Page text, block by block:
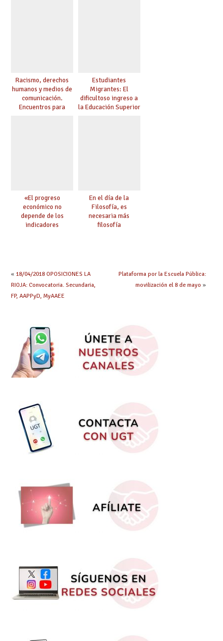
Racismo, derechos
humanos y medios de
comunicación.
Encuentros para
Estudiantes
Migrantes: El
dificultoso ingreso a
la Educación Superior
«El progreso
económico no
depende de los
indicadores
En el día de la
Filosofía, es
necesaria más
filosofía
« 18/04/2018 OPOSICIONES LA
RIOJA: Convocatoria. Secundaria,
FP, AAPPyD, MyAAEE
Plataforma por la Escuela Pública:
movilización el 8 de mayo »